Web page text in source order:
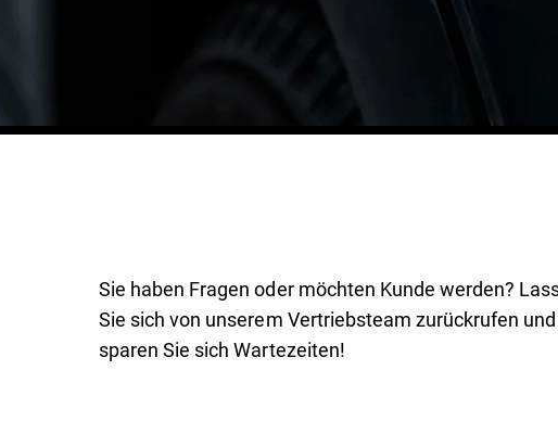
Sie haben Fragen oder möchten Kunde werden?
Sie sich von unserem Vertriebsteam zurückrufen und
sparen Sie sich Wartezeiten!